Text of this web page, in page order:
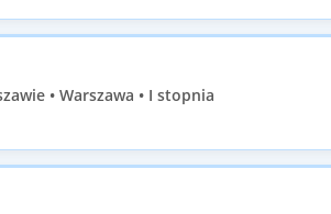
• Warszawa • I stopnia